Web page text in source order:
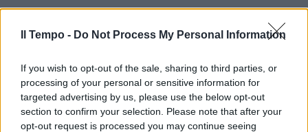
Il Tempo - Do Not Process My Personal Information
If you wish to opt-out of the sale, sharing to third parties, or
processing of your personal or sensitive information for
targeted advertising by us, please use the below opt-out
section to confirm your selection. Please note that after your
opt-out request is processed you may continue seeing